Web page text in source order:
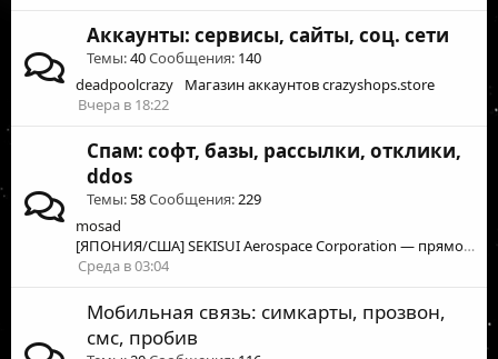
Аккаунты: сервисы, сайты, соц. сети
Темы 40Сообщения 140
deadpoolcrazy
Магазин аккаунтов crazyshops.store
Вчера в 18:22
Спам: софт, базы, рассылки, отклики,
ddos
Темы 58Сообщения 229
mosad
[ЯПОНИЯ/США] SEKISUI Aerospace Corporation — прямой поставщик первого уровня для Boeing, Spirit AeroSystems, Triumph Group и других военных программ
Среда в 03:04
Мобильная связь: симкарты, прозвон,
смс, пробив